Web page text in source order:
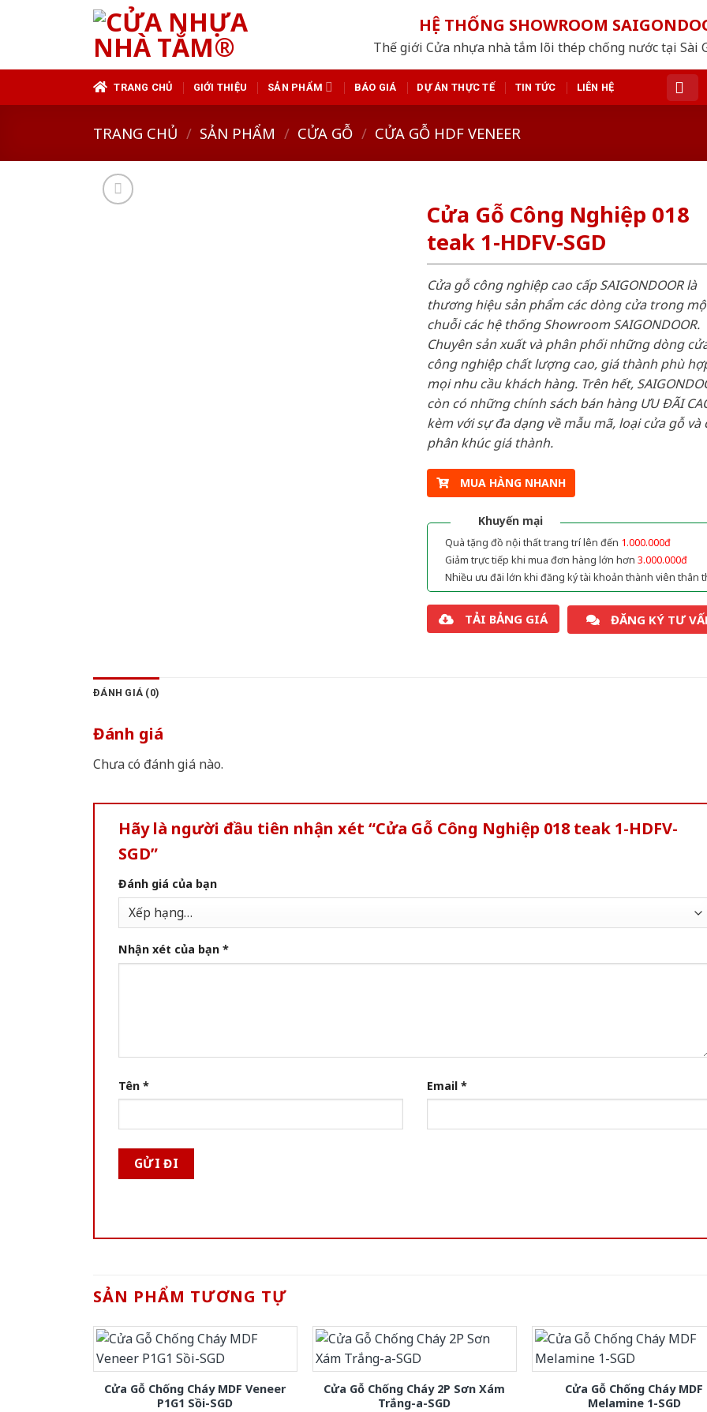
HỆ THỐNG SHOWROOM
Thế giới Cửa nhựa nhà tắm lõi thép chống nước tại Sài
TRANG CHỦ GIỚI THIỆU SẢN PHẨM BÁO GIÁ DỰ ÁN THỰC TẾ TIN TỨC LIÊN HỆ
TRANG CHỦ / SẢN PHẨM / CỬA GỖ / CỬA GỖ HDF VENEER
Cửa Gỗ Công Nghiệp 018
teak 1-HDFV-SGD
Cửa gỗ công nghiệp cao cấp SAIGONDOOR là
thương hiệu sản phẩm các dòng cửa trong
chuỗi các hệ thống Showroom SAIGONDOOR.
Chuyên sản xuất và phân phối những dòng
công nghiệp chất lượng cao, giá thành phù
mọi nhu cầu khách hàng. Trên hết,
còn có những chính sách bán hàng ƯU ĐÃI
kèm với sự đa dạng về mẫu mã, loại cửa gỗ và
phân khúc giá thành.
MUA HÀNG NHANH
Khuyến mại
Quà tặng đồ nội thất trang trí lên đến 1.000.000đ
Giảm trực tiếp khi mua đơn hàng lớn hơn 3.000.000đ
Nhiều ưu đãi lớn khi đăng ký tài khoản thành viên thân
TẢI BẢNG GIÁ ĐĂNG KÝ TƯ
ĐÁNH GIÁ (0)
Đánh giá
Chưa có đánh giá nào.
Hãy là người đầu tiên nhận xét “Cửa Gỗ Công Nghiệp 018 teak 1-HDFV-
SGD”
Đánh giá của bạn
Nhận xét của bạn *
Tên * Email *
SẢN PHẨM TƯƠNG TỰ
Cửa Gỗ Chống Cháy MDF Veneer
P1G1 Sồi-SGD
Cửa Gỗ Chống Cháy 2P Sơn Xám
Trắng-a-SGD
Cửa Gỗ Chống Cháy MDF
Melamine 1-SGD